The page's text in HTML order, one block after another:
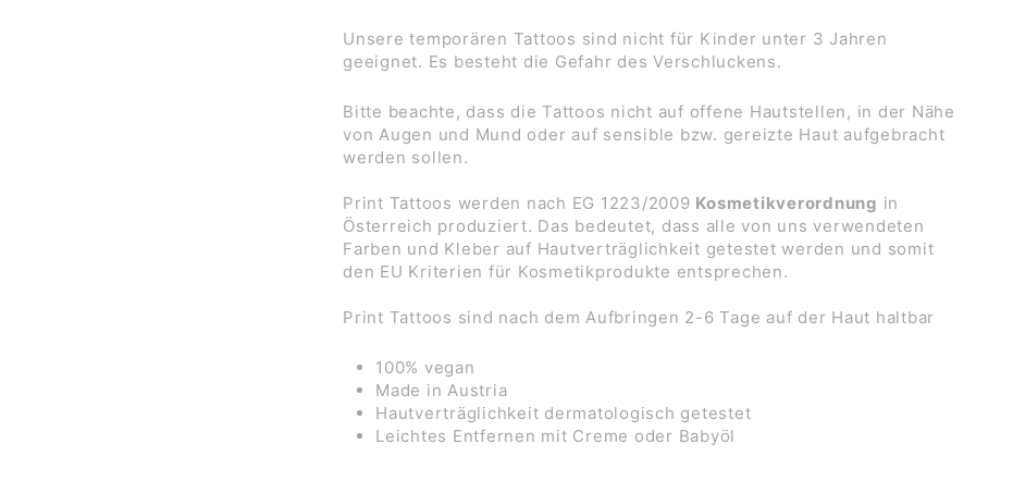
Unsere temporären Tattoos sind nicht für Kinder unter 3 Jahren
geeignet. Es besteht die Gefahr des Verschluckens.
Bitte beachte, dass die Tattoos nicht auf offene Hautstellen, in der Nähe
von Augen und Mund oder auf sensible bzw. gereizte Haut aufgebracht
werden sollen.
Print Tattoos werden nach EG 1223/2009 Kosmetikverordnung in
Österreich produziert. Das bedeutet, dass alle von uns verwendeten
Farben und Kleber auf Hautverträglichkeit getestet werden und somit
den EU Kriterien für Kosmetikprodukte entsprechen.
Print Tattoos sind nach dem Aufbringen 2-6 Tage auf der Haut haltbar
100% vegan
Made in Austria
Hautverträglichkeit dermatologisch getestet
Leichtes Entfernen mit Creme oder Babyöl